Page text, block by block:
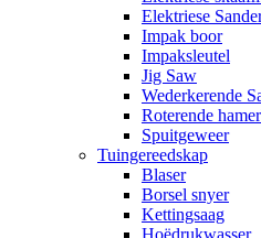
Elektriese
Impak boor
Impaksleutel
Jig Saw
Wederkerende
Roterende
Spuitgeweer
Tuingereedskap
Blaser
Borsel snyer
Kettingsaag
Hoëdrukwasser